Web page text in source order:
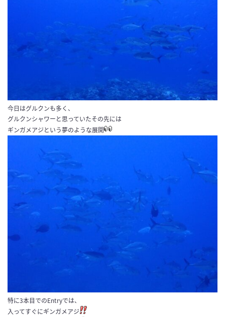
今日はグルクンも多く、
グルクンシャワーと思っていたその先には
ギンガメアジという夢のような展開
特に3本目でのEntryでは、
入ってすぐにギンガメアジ